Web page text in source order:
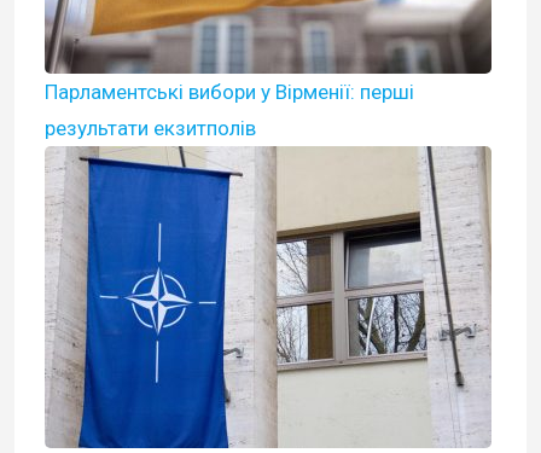
Парламентські вибори у Вірменії: перші
результати екзитполів